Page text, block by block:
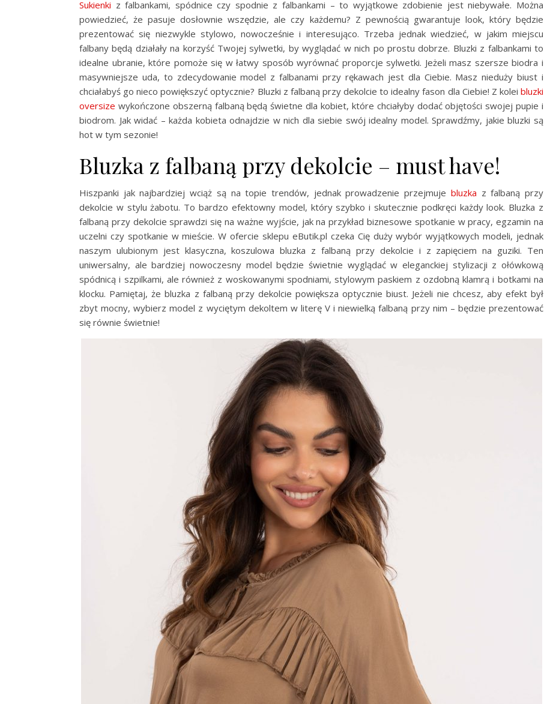
Sukienki z falbankami, spódnice czy spodnie z falbankami – to wyjątkowe zdobienie jest niebywałe. Można
powiedzieć, że pasuje dosłownie wszędzie, ale czy każdemu? Z pewnością gwarantuje look, który będzie
prezentować się niezwykle stylowo, nowocześnie i interesująco. Trzeba jednak wiedzieć, w jakim miejscu
falbany będą działały na korzyść Twojej sylwetki, by wyglądać w nich po prostu dobrze. Bluzki z falbankami to
idealne ubranie, które pomoże się w łatwy sposób wyrównać proporcje sylwetki. Jeżeli masz szersze biodra i
masywniejsze uda, to zdecydowanie model z falbanami przy rękawach jest dla Ciebie. Masz nieduży biust i
chciałabyś go nieco powiększyć optycznie? Bluzki z falbaną przy dekolcie to idealny fason dla Ciebie! Z kolei bluzki
oversize wykończone obszerną falbaną będą świetne dla kobiet, które chciałyby dodać objętości swojej pupie i
biodrom. Jak widać – każda kobieta odnajdzie w nich dla siebie swój idealny model. Sprawdźmy, jakie bluzki są
hot w tym sezonie!
Bluzka z falbaną przy dekolcie – must have!
Hiszpanki jak najbardziej wciąż są na topie trendów, jednak prowadzenie przejmuje bluzka z falbaną przy
dekolcie w stylu żabotu. To bardzo efektowny model, który szybko i skutecznie podkręci każdy look. Bluzka z
falbaną przy dekolcie sprawdzi się na ważne wyjście, jak na przykład biznesowe spotkanie w pracy, egzamin na
uczelni czy spotkanie w mieście. W ofercie sklepu eButik.pl czeka Cię duży wybór wyjątkowych modeli, jednak
naszym ulubionym jest klasyczna, koszulowa bluzka z falbaną przy dekolcie i z zapięciem na guziki. Ten
uniwersalny, ale bardziej nowoczesny model będzie świetnie wyglądać w eleganckiej stylizacji z ołówkową
spódnicą i szpilkami, ale również z woskowanymi spodniami, stylowym paskiem z ozdobną klamrą i botkami na
klocku. Pamiętaj, że bluzka z falbaną przy dekolcie powiększa optycznie biust. Jeżeli nie chcesz, aby efekt był
zbyt mocny, wybierz model z wyciętym dekoltem w literę V i niewielką falbaną przy nim – będzie prezentować
się równie świetnie!